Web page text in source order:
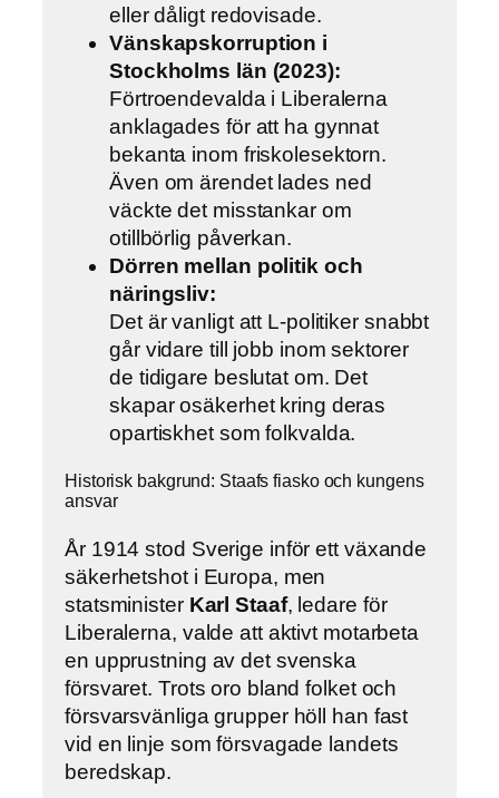
eller dåligt redovisade.
Vänskapskorruption i
Stockholms län (2023):
Förtroendevalda i Liberalerna
anklagades för att ha gynnat
bekanta inom friskolesektorn.
Även om ärendet lades ned
väckte det misstankar om
otillbörlig påverkan.
Dörren mellan politik och
näringsliv:
Det är vanligt att L-politiker snabbt
går vidare till jobb inom sektorer
de tidigare beslutat om. Det
skapar osäkerhet kring deras
opartiskhet som folkvalda.
Historisk bakgrund: Staafs fiasko och kungens
ansvar
År 1914 stod Sverige inför ett växande
säkerhetshot i Europa, men
statsminister Karl Staaf, ledare för
Liberalerna, valde att aktivt motarbeta
en upprustning av det svenska
försvaret. Trots oro bland folket och
försvarsvänliga grupper höll han fast
vid en linje som försvagade landets
beredskap.